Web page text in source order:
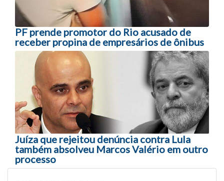
PF prende promotor do Rio acusado de
receber propina de empresários de ônibus
Juíza que rejeitou denúncia contra Lula
também absolveu Marcos Valério em outro
processo